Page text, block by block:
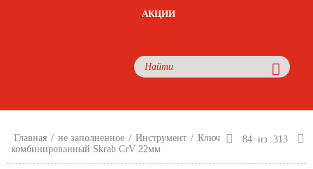
АКЦИИ
Главная / не заполненное / Инструмент / Ключ
комбинированный Skrab CrV 22мм
84 из 313